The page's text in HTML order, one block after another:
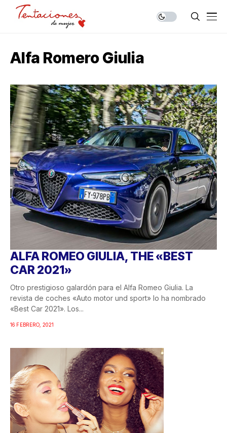
Alfa Romero Giulia
ALFA ROMEO GIULIA, THE «BEST
CAR 2021»
Otro prestigioso galardón para el Alfa Romeo Giulia. La
revista de coches «Auto motor und sport» lo ha nombrado
«Best Car 2021». Los...
16 FEBRERO, 2021